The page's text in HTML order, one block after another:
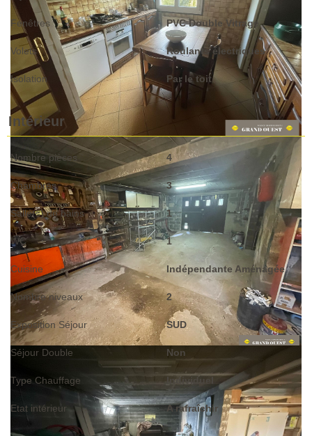
Fenêtres PVC Double Vitrage
Volets Roulants électriques
Isolation Par le toit
Intérieur
Nombre pièces 4
Chambres 3
Salle(s) de bains 1
WC 1
Cuisine Indépendante Aménagée
Nombre niveaux 2
Exposition Séjour SUD
Séjour Double Non
Type Chauffage Individuel
Etat intérieur A rafraîchir